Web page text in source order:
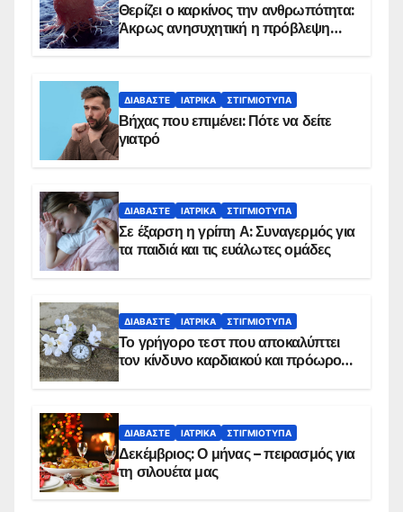
Θερίζει ο καρκίνος την ανθρωπότητα:
Άκρως ανησυχητική η πρόβλεψη…
ΔΙΑΒΆΣΤΕ ΙΑΤΡΙΚΆ ΣΤΙΓΜΙΌΤΥΠΑ
Βήχας που επιμένει: Πότε να δείτε
γιατρό
ΔΙΑΒΆΣΤΕ ΙΑΤΡΙΚΆ ΣΤΙΓΜΙΌΤΥΠΑ
Σε έξαρση η γρίπη Α: Συναγερμός για
τα παιδιά και τις ευάλωτες ομάδες
ΔΙΑΒΆΣΤΕ ΙΑΤΡΙΚΆ ΣΤΙΓΜΙΌΤΥΠΑ
Το γρήγορο τεστ που αποκαλύπτει
τον κίνδυνο καρδιακού και πρόωρου
ΔΙΑΒΆΣΤΕ ΙΑΤΡΙΚΆ ΣΤΙΓΜΙΌΤΥΠΑ
Δεκέμβριος: Ο μήνας – πειρασμός για
τη σιλουέτα μας